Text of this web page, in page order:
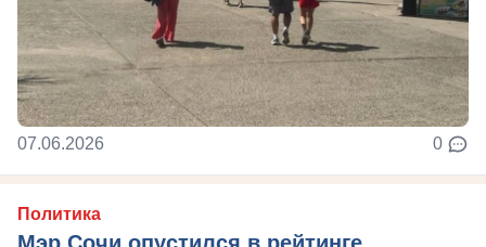
07.06.2026 0
Политика
Мэр Сочи опустился в рейтинге